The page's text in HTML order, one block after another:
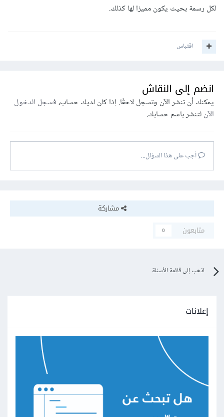
لكل رسمة بحيث يكون مميزا لها كذلك.
اقتباس
انضم إلى النقاش
يمكنك أن تنشر الآن وتسجل لاحقًا. إذا كان لديك حساب،فسجل الدخول
الآنلتنشر باسم حسابك.
أجب على هذا السؤال...
مشاركة
متابعون
0
اذهب إلى قائمة الأسئلة
إعلانات